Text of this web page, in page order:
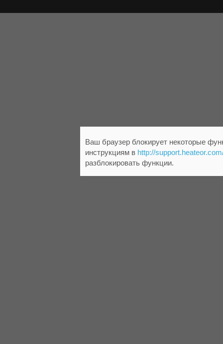
Ваш браузер блокирует некоторые
инструкциям в http://
разблокировать функции.